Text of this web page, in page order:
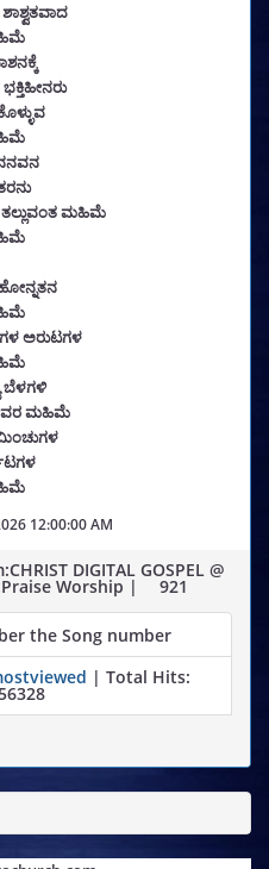
ತಲ್ಲುವಂತ ಮಹಿಮೆ
ಅರುಟಗಳ
ಬೆಳಗಳಿ
ಮಹಿಮೆ
ಮಿಂಚುಗಳ
12:00:00 AM
DIGITAL GOSPEL @
Worship | 921
the Song number
| Total Hits: